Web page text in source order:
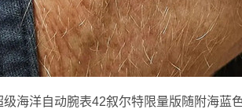
级海洋自动腕表42叙尔特限量版随附海蓝